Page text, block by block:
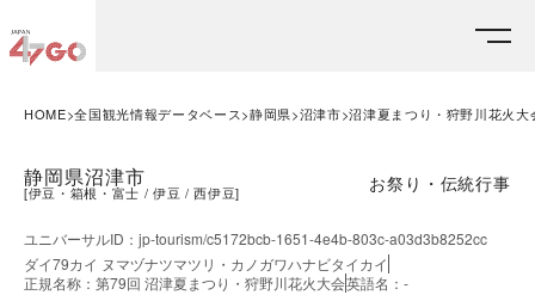
HOME 全国観光情報データベース 静岡県 沼津市 沼津夏まつり・狩野川花火大
静岡県沼津市
[伊豆・箱根・富士 伊豆 西伊豆] お祭り・伝統行事
ユニバーサルID ： jp-tourism/c5172bcb-1651-4e4b-803c-a03d3b8252cc
ダイ79カイ ヌマヅナツマツリ・カノガワハナビタイカイ
正規名称 ： 第79回 沼津夏まつり・狩野川花火大会英語名 ： -